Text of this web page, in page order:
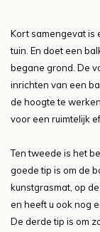
Kort samengevat is
tuin. En doet een
begane grond. De
inrichten van een
de hoogte te
voor een ruimtelijk
Ten tweede is het
goede tip is om de
kunstgrasmat, op
en heeft u ook nog
De derde tip is om